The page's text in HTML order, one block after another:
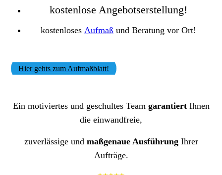
kostenlose Angebotserstellung!
kostenloses Aufmaß und Beratung vor Ort!
Hier gehts zum Aufmaßblatt!
Ein motiviertes und geschultes Team garantiertIhnen
die einwandfreie,
zuverlässige und maßgenaue AusführungIhrer
Aufträge.